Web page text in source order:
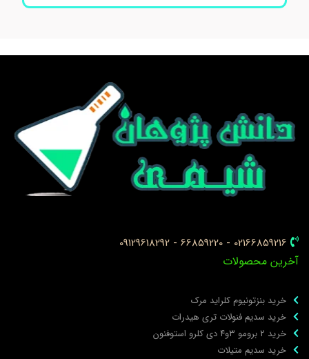
02166859216 - 66859220 - 09129618292
محصولات
خرید بنزتونیوم کلراید مرک
خرید سدیم فنولات تری هیدرات
خرید ۲ برومو ۳و۴ دی‌ کلرو استوفنون
خرید سدیم متیلات